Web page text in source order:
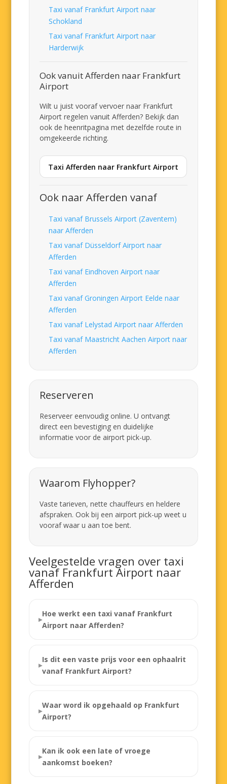
Taxi vanaf Frankfurt Airport naar
Schokland
Taxi vanaf Frankfurt Airport naar
Harderwijk
Ook vanuit Afferden naar Frankfurt
Airport
Wilt u juist vooraf vervoer naar Frankfurt
Airport regelen vanuit Afferden? Bekijk dan
ook de heenritpagina met dezelfde route in
omgekeerde richting.
Taxi Afferden naar Frankfurt Airport
Ook naar Afferden vanaf
Taxi vanaf Brussels Airport (Zaventem)
naar Afferden
Taxi vanaf Düsseldorf Airport naar
Afferden
Taxi vanaf Eindhoven Airport naar
Afferden
Taxi vanaf Groningen Airport Eelde naar
Afferden
Taxi vanaf Lelystad Airport naar Afferden
Taxi vanaf Maastricht Aachen Airport naar
Afferden
Reserveren
Reserveer eenvoudig online. U ontvangt
direct een bevestiging en duidelijke
informatie voor de airport pick-up.
Waarom Flyhopper?
Vaste tarieven, nette chauffeurs en heldere
afspraken. Ook bij een airport pick-up weet u
vooraf waar u aan toe bent.
Veelgestelde vragen over taxi
vanaf Frankfurt Airport naar
Afferden
Hoe werkt een taxi vanaf Frankfurt
Airport naar Afferden?
Is dit een vaste prijs voor een ophaalrit
vanaf Frankfurt Airport?
Waar word ik opgehaald op Frankfurt
Airport?
Kan ik ook een late of vroege
aankomst boeken?